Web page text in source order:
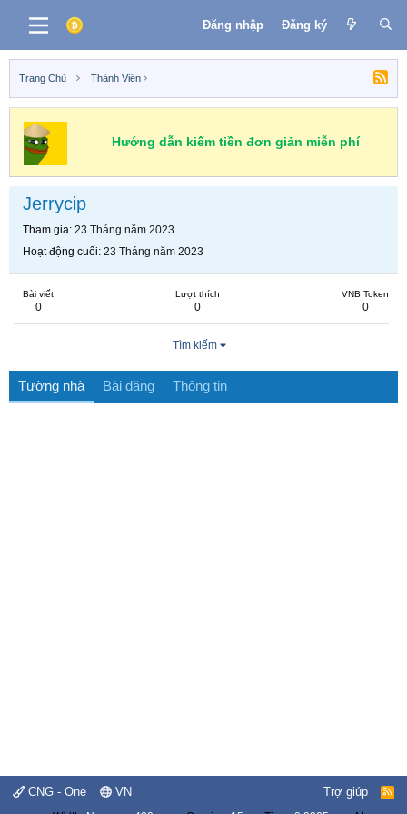
Đăng nhập Đăng ký
Trang Chủ Thành Viên
Hướng dẫn kiếm tiền đơn giản miễn phí
Jerrycip
Tham gia 23 Tháng năm 2023
Hoạt động cuối 23 Tháng năm 2023
Bài viết
0
Lượt thích
0
VNB Token
0
Tìm kiếm
Tường nhà Bài đăng Thông tin
CNG - One VN Trợ giúp
R